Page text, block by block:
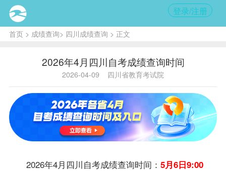
登录/注册
首页> 成绩查询> 四川成绩查询 > 正文
2026年4月四川自考成绩查询时间
2026-04-09 四川省教育考试院
2026年4月 四川自考成绩查询时间： 5月6日9:00